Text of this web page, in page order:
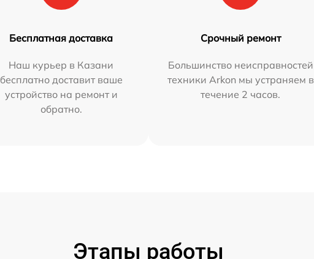
Бесплатная доставка
Наш курьер в Казани
бесплатно доставит ваше
устройство на ремонт и
обратно.
Срочный ремонт
Большинство неисправностей
техники Arkon мы устраняем в
течение 2 часов.
Этапы работы